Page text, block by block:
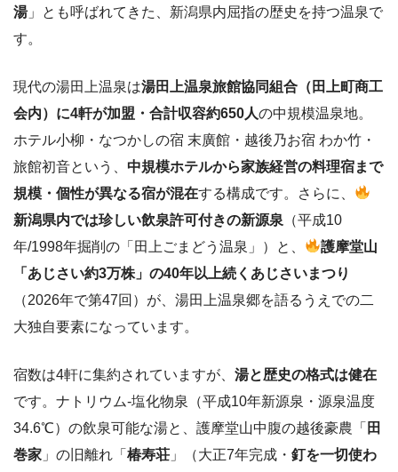
湯」とも呼ばれてきた、新潟県内屈指の歴史を持つ温泉で
す。
現代の湯田上温泉は湯田上温泉旅館協同組合（田上町商工
会内）に4軒が加盟・合計収容約650人の中規模温泉地。
ホテル小柳・なつかしの宿 末廣館・越後乃お宿 わか竹・
旅館初音という、 中規模ホテルから家族経営の料理宿まで
規模・個性が異なる宿が混在する構成です。さらに、
新潟県内では珍しい飲泉許可付きの新源泉 （平成10
年/1998年掘削の「田上ごまどう温泉」）と、
護摩堂山
「あじさい約3万株」の40年以上続くあじさいまつり
（2026年で第47回）が、湯田上温泉郷を語るうえでの二
大独自要素になっています。
宿数は4軒に集約されていますが、 湯と歴史の格式は健在
です。ナトリウム-塩化物泉（平成10年新源泉・源泉温度
34.6℃）の飲泉可能な湯と、護摩堂山中腹の越後豪農「 田
巻家 」の旧離れ「 椿寿荘 」（大正7年完成・ 釘を一切使わ